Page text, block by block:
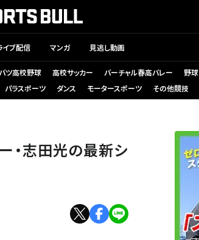
イブ配信 マンガ 見逃し動画
ツ高校野球 高校サッカー バーチャル春高バレー 野球
パラスポーツ ダンス モータースポーツ その他競技
・志田光の最新シ